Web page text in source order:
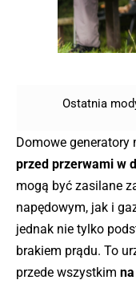
Ostatnia
Domowe generatory
przed przerwami w
mogą być zasilane
napędowym, jak i
jednak nie tylko
brakiem prądu. To
przede wszystkim